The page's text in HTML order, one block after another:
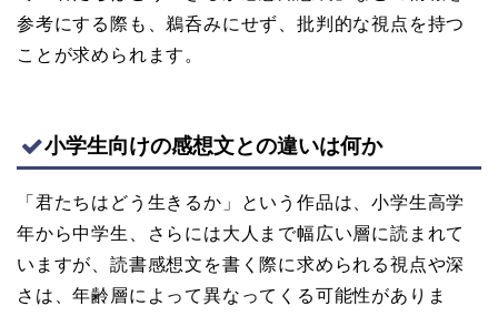
参考にする際も、鵜呑みにせず、批判的な視点を持つ
ことが求められます。
小学生向けの感想文との違いは何か
「君たちはどう生きるか」という作品は、小学生高学
年から中学生、さらには大人まで幅広い層に読まれて
いますが、読書感想文を書く際に求められる視点や深
さは、年齢層によって異なってくる可能性がありま